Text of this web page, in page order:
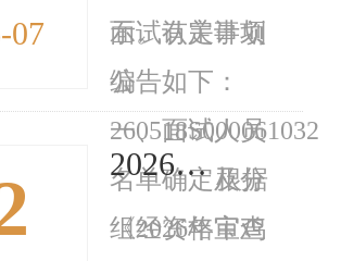
示。认定计划
编
面试有关事项
公告如下：
一、面试人员
名单确定及分
组经资格审查
07
2026年宝鸡市市属事业单位公开招聘高层次人才笔试成绩公告 根据
《2026年宝鸡